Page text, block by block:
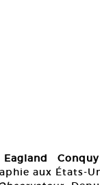
Conquy
aux États-